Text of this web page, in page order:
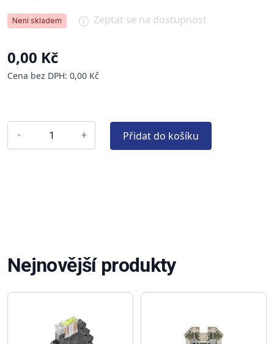
Není skladem Zeptat se na dostupnost
0,00 Kč
Cena bez DPH: 0,00 Kč
- + Přidat do košíku
Nejnovější produkty